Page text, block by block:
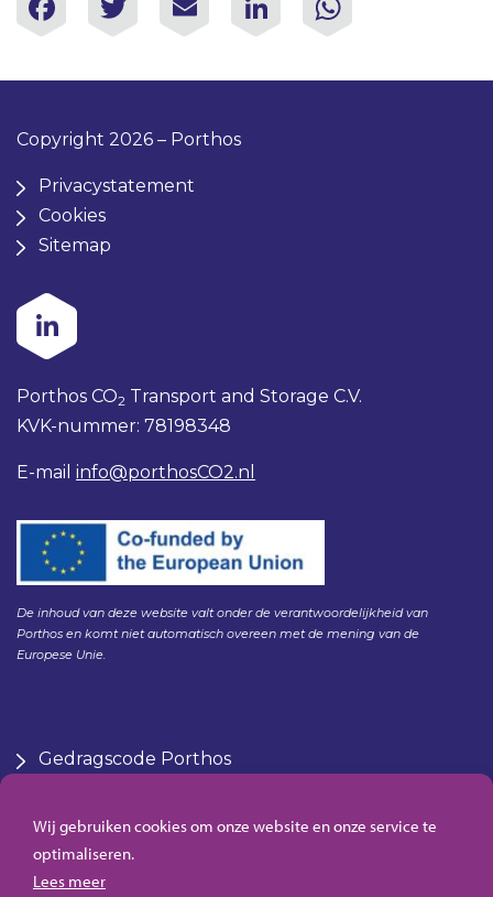
Wij gebruiken cookies om onze website en onze service te
optimaliseren.
Lees meer
Copyright 2026 – Porthos
Privacystatement
Cookies
Sitemap
Porthos CO2 Transport and Storage C.V.
KVK-nummer: 78198348
E-mail info@porthosCO2.nl
De inhoud van deze website valt onder de verantwoordelijkheid van
Porthos en komt niet automatisch overeen met de mening van de
Europese Unie.
Gedragscode Porthos
Klachtenregeling aanbesteden Gasunie
Zero Emmissions platform
Algemene inkoopvoorwaarden Porthos